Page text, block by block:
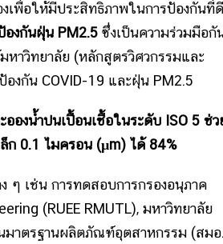
อให้มีประสิทธิภาพในการป้องกันที่ดี
องกันฝุ่น PM2.5 ซึ่งเป็นความร่วมมือกั
าวิทยาลัย (หลักสูตรวิศวกรรมและ
งกัน COVID-19 และฝุ่น PM2.5
องน้ำปนเปื้อนเชื้อในระดับ ISO 5 ช่ว
ก 0.1 ไมครอน (µm) ได้ 84%
เช่น การทดสอบการกรองอนุภาค
(RUEE RMUTL), มหาวิทยาลัย
นมาตรฐานผลิตภัณฑ์อุตสาหกรรม (สมอ